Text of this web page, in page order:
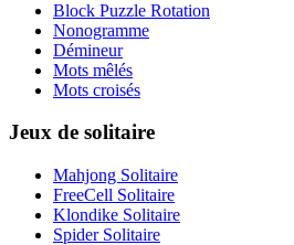
Block Puzzle Rotation
Nonogramme
Démineur
Mots mêlés
Mots croisés
Jeux de solitaire
Mahjong Solitaire
FreeCell Solitaire
Klondike Solitaire
Spider Solitaire